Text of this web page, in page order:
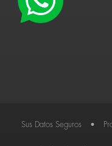
Sus Datos Seguros •